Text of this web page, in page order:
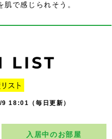
で感じられそう。
18:01（毎日更新）
入居中のお部屋